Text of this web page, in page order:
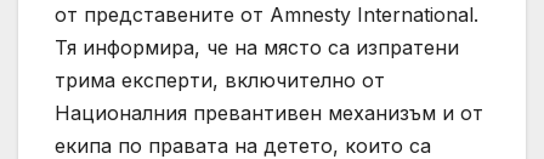
от представените от Amnesty International.
Тя информира, че на място са изпратени
трима експерти, включително от
Националния превантивен механизъм и от
екипа по правата на детето, които са